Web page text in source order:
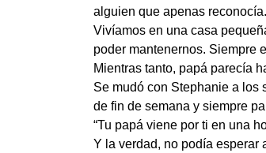
alguien que apenas reconocía.
Vivíamos en una casa
poder mantenernos. Siempre
Mientras tanto, papá parecía
Se mudó con Stephanie a los
de fin de semana y siempre
“Tu papá viene por ti en una
Y la verdad, no podía esperar